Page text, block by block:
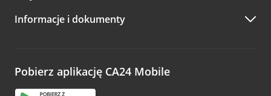
Zachęcamy do podzielenia się z nami opinią o wizycie.
opinie.
Informacje i dokumenty
Pobierz aplikację CA24 Mobile